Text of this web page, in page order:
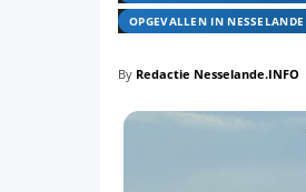
OPGEVALLEN IN NESSELANDE
By Redactie Nesselande.INFO